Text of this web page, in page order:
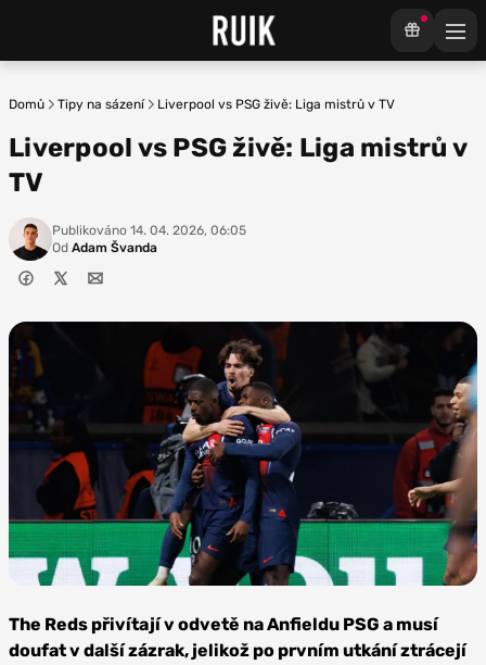
Domů Tipy na sázení Liverpool vs PSG živě: Liga mistrů v TV
Liverpool vs PSG živě: Liga mistrů v
TV
Publikováno 14. 04. 2026, 06:05
Od Adam Švanda
Depositphotos
The Reds přivítají v odvetě na Anfieldu PSG a musí
doufat v další zázrak, jelikož po prvním utkání ztrácejí